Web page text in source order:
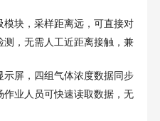
块，采样距离远，可直接对
，无需人工近距离接触，兼
屏，四组气体浓度数据同步
业人员可快速读取数据，无